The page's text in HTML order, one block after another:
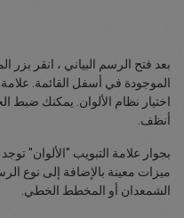
بعد فتح الرسم البياني ، انقر
الموجودة في أسفل القائمة. علامة
اختيار نظام الألوان. يمكنك
أنظف.
بجوار علامة التبويب "الألوان"
ميزات معينة بالإضافة إلى نوع
الشمعدان أو المخطط الخطي.